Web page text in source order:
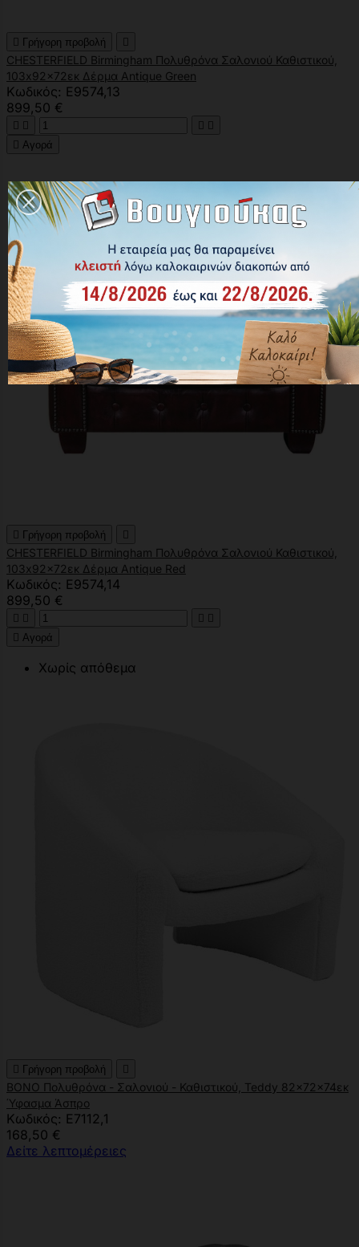
 Γρήγορη προβολή 
CHESTERFIELD Birmingham Πολυθρόνα Σαλονιού Καθιστικού,
103x92x72εκ Δέρμα Antique Green
Κωδικός: Ε9574,13
899,50 €
   
 Αγορά
 Γρήγορη προβολή 
CHESTERFIELD Birmingham Πολυθρόνα Σαλονιού Καθιστικού,
103x92x72εκ Δέρμα Antique Red
Κωδικός: Ε9574,14
899,50 €
   
 Αγορά
Χωρίς απόθεμα
 Γρήγορη προβολή 
BONO Πολυθρόνα - Σαλονιού - Καθιστικού, Teddy 82x72x74εκ
Ύφασμα Άσπρο
Κωδικός: Ε7112,1
168,50 €
Δείτε λεπτομέρειες